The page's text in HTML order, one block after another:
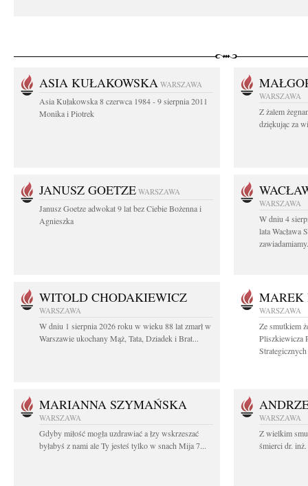
ASIA KUŁAKOWSKA WARSZAWA
Asia Kułakowska 8 czerwca 1984 - 9 sierpnia 2011
Monika i Piotrek
WARSZAWA
Z żalem
dziękując za
JANUSZ GOETZE WARSZAWA
Janusz Goetze adwokat 9 lat bez Ciebie Bożenna i
Agnieszka
WARSZAWA
W dniu 4
lata Wacława
WITOLD CHODAKIEWICZ
WARSZAWA
W dniu 1 sierpnia 2026 roku w wieku 88 lat zmarł w
Warszawie ukochany Mąż, Tata, Dziadek i Brat...
MAREK
WARSZAWA
Ze smutkiem
Pliszkiewicza
MARIANNA SZYMAŃSKA
WARSZAWA
Gdyby miłość mogła uzdrawiać a łzy wskrzeszać
byłabyś z nami ale Ty jesteś tylko w snach Mija 7...
WARSZAWA
Z wielkim
śmierci dr.